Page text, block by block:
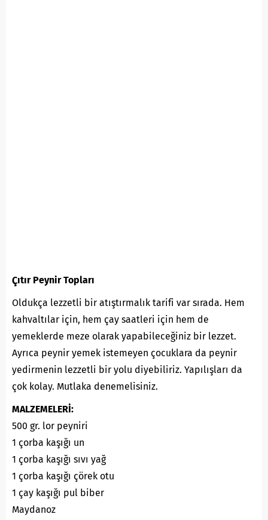
Çıtır Peynir Topları
Oldukça lezzetli bir atıştırmalık tarifi var sırada. Hem
kahvaltılar için, hem çay saatleri için hem de
yemeklerde meze olarak yapabileceğiniz bir lezzet.
Ayrıca peynir yemek istemeyen çocuklara da peynir
yedirmenin lezzetli bir yolu diyebiliriz. Yapılışları da
çok kolay. Mutlaka denemelisiniz.
MALZEMELERİ:
500 gr. lor peyniri
1 çorba kaşığı un
1 çorba kaşığı sıvı yağ
1 çorba kaşığı çörek otu
1 çay kaşığı pul biber
Maydanoz